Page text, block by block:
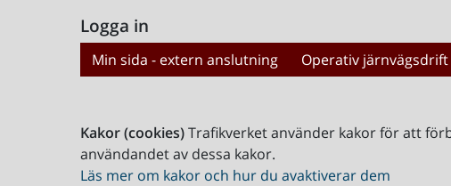
Logga in
Min sida - extern anslutning Operativ järnvägsdrift
Kakor (cookies)Trafikverket använder kakor för att
användandet av dessa kakor.
Läs mer om kakor och hur du avaktiverar dem